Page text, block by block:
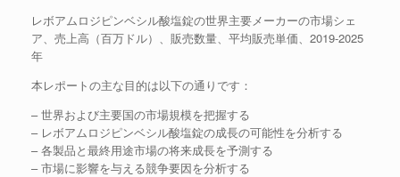
レボアムロジピンベシル酸塩錠の世界主要メーカーの市場シェ
ア、売上高（百万ドル）、販売数量、平均販売単価、2019-2025
年
本レポートの主な目的は以下の通りです：
– 世界および主要国の市場規模を把握する
– レボアムロジピンベシル酸塩錠の成長の可能性を分析する
– 各製品と最終用途市場の将来成長を予測する
– 市場に影響を与える競争要因を分析する